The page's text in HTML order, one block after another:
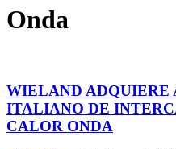
Onda
WIELAND ADQUIERE
ITALIANO DE
CALOR ONDA